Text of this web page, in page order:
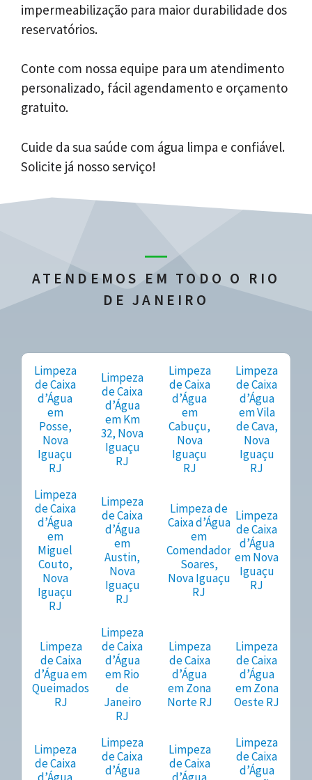
impermeabilização para maior durabilidade dos
reservatórios.
Conte com nossa equipe para um atendimento
personalizado, fácil agendamento e orçamento
gratuito.
Cuide da sua saúde com água limpa e confiável.
Solicite já nosso serviço!
ATENDEMOS EM TODO O RIO
DE JANEIRO
Limpeza
de Caixa
d’Água
em
Posse,
Nova
Iguaçu
RJ
Limpeza
de Caixa
d’Água
em Km
32, Nova
Iguaçu
RJ
Limpeza
de Caixa
d’Água
em
Cabuçu,
Nova
Iguaçu
RJ
Limpeza
de Caixa
d’Água
em Vila
de Cava,
Nova
Iguaçu
RJ
Limpeza
de Caixa
d’Água
em
Miguel
Couto,
Nova
Iguaçu
RJ
Limpeza
de Caixa
d’Água
em
Austin,
Nova
Iguaçu
RJ
Limpeza de
Caixa d’Água
em
Comendador
Soares,
Nova Iguaçu
RJ
Limpeza
de Caixa
d’Água
em Nova
Iguaçu
RJ
Limpeza
de Caixa
d’Água em
Queimados
RJ
Limpeza
de Caixa
d’Água
em Rio
de
Janeiro
RJ
Limpeza
de Caixa
d’Água
em Zona
Norte RJ
Limpeza
de Caixa
d’Água
em Zona
Oeste RJ
Limpeza
de Caixa
Limpeza
de Caixa
d’Água
Limpeza
de Caixa
Limpeza
de Caixa
d’Água